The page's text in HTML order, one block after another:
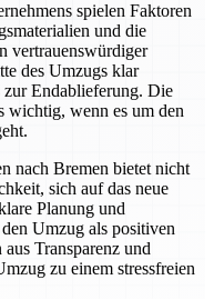
spielen Faktoren
und die
vertrauenswürdiger
des Umzugs klar
Endablieferung. Die
wichtig, wenn es um den
nach Bremen bietet nicht
sich auf das neue
Planung und
Umzug als positiven
Transparenz und
zu einem stressfreien